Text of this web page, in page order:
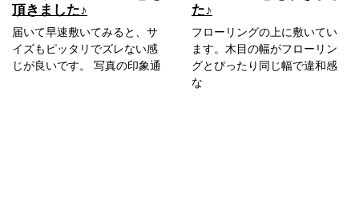
頂きました♪
届いて早速敷いてみると、サ
イズもピッタリでズレない感
じが良いです。 写真の印象通
た♪
フローリングの上に敷いてい
ます。木目の幅がフローリン
グとぴったり同じ幅で違和感
な